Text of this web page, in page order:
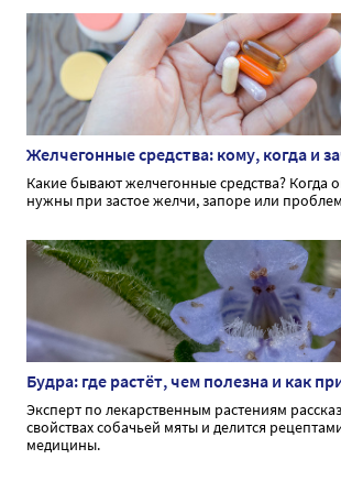
Желчегонные средства: кому, когда и
Какие бывают желчегонные средства? Когда
нужны при застое желчи, запоре или
Будра: где растёт, чем полезна и как
Эксперт по лекарственным растениям
свойствах собачьей мяты и делится
медицины.